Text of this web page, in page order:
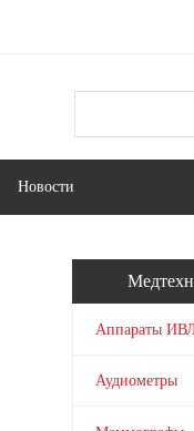
Новости
Аппараты
Аудиометры